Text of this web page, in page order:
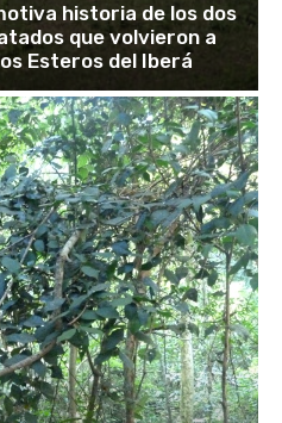
historia de los dos
que volvieron a
Esteros del Iberá